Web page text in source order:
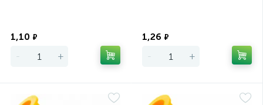
1,10 ₽
- +
1,26 ₽
- +